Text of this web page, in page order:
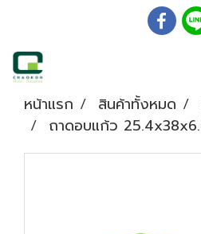
หน้าแรก สินค้าทั้งหมด
ถาดอบแก้ว